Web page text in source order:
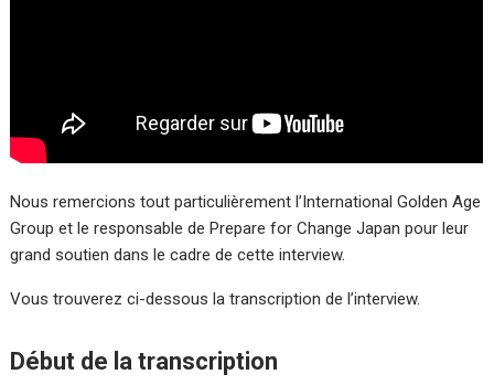
Nous remercions tout particulièrement l’International Golden Age
Group et le responsable de Prepare for Change Japan pour leur
grand soutien dans le cadre de cette interview.
Vous trouverez ci-dessous la transcription de l’interview.
Début de la transcription